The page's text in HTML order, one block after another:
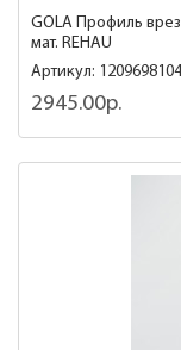
GOLA Профиль
мат. REHAU
Артикул:
2945.00р.